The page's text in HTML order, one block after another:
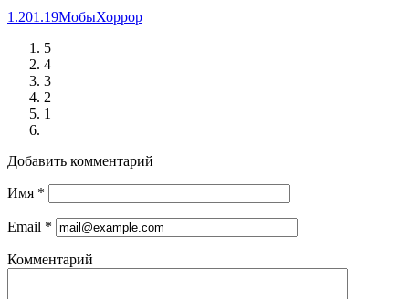
1.201.19МобыХоррор
5
4
3
2
1
Добавить комментарий
Имя *
Email *
Комментарий